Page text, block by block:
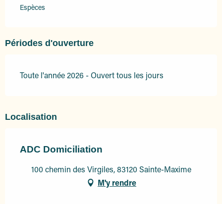
Espèces
Périodes d'ouverture
Toute l'année 2026 - Ouvert tous les jours
Localisation
ADC Domiciliation
100 chemin des Virgiles, 83120 Sainte-Maxime
M'y rendre